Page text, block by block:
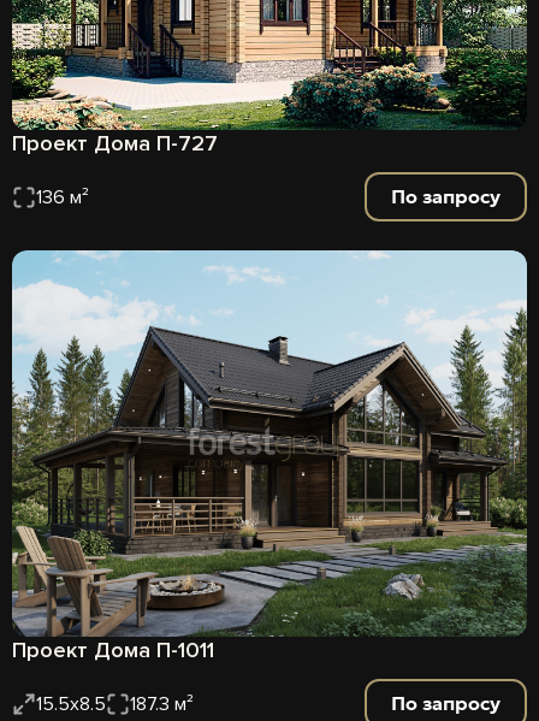
Проект Дома П-727
136 м² По запросу
Проект Дома П-1011
15.5x8.5 187.3 м² По запросу